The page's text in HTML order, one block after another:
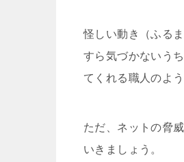
怪しい動き（ふる
すら気づかないう
てくれる職人のよ
ただ、ネットの脅
いきましょう。